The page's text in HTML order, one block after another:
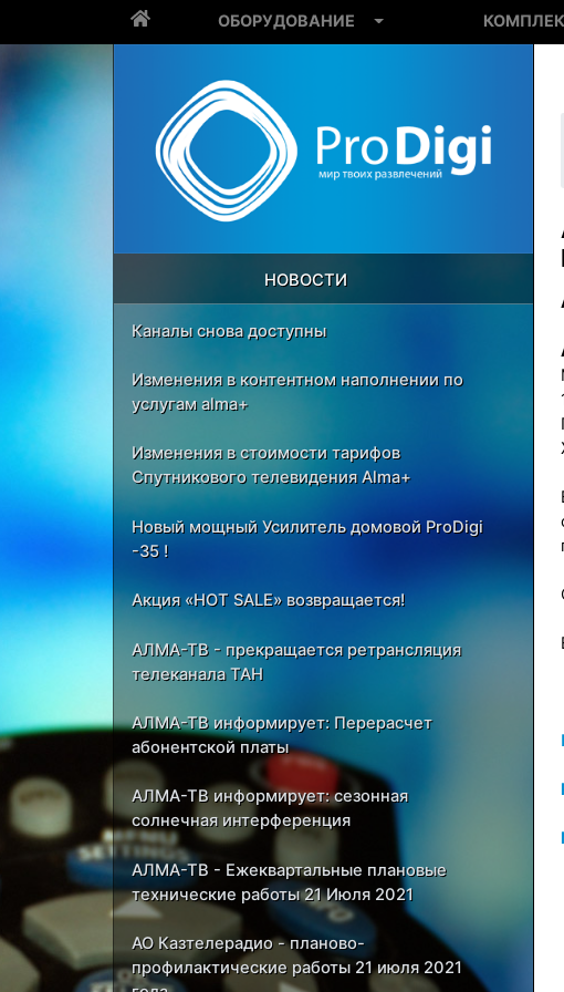
ОБОРУДОВАНИЕ
НОВОСТИ
Каналы снова доступны
Изменения в контентном наполнении по
услугам alma+
Изменения в стоимости тарифов
Спутникового телевидения Alma+
Новый мощный Усилитель домовой ProDigi
-35 !
Акция «HOT SALE» возвращается!
АЛМА-ТВ - прекращается ретрансляция
телеканала ТАН
АЛМА-ТВ информирует: Перерасчет
абонентской платы
АЛМА-ТВ информирует: сезонная
солнечная интерференция
АЛМА-ТВ - Ежеквартальные плановые
технические работы 21 Июля 2021
АО Казтелерадио - планово-
профилактические работы 21 июля 2021